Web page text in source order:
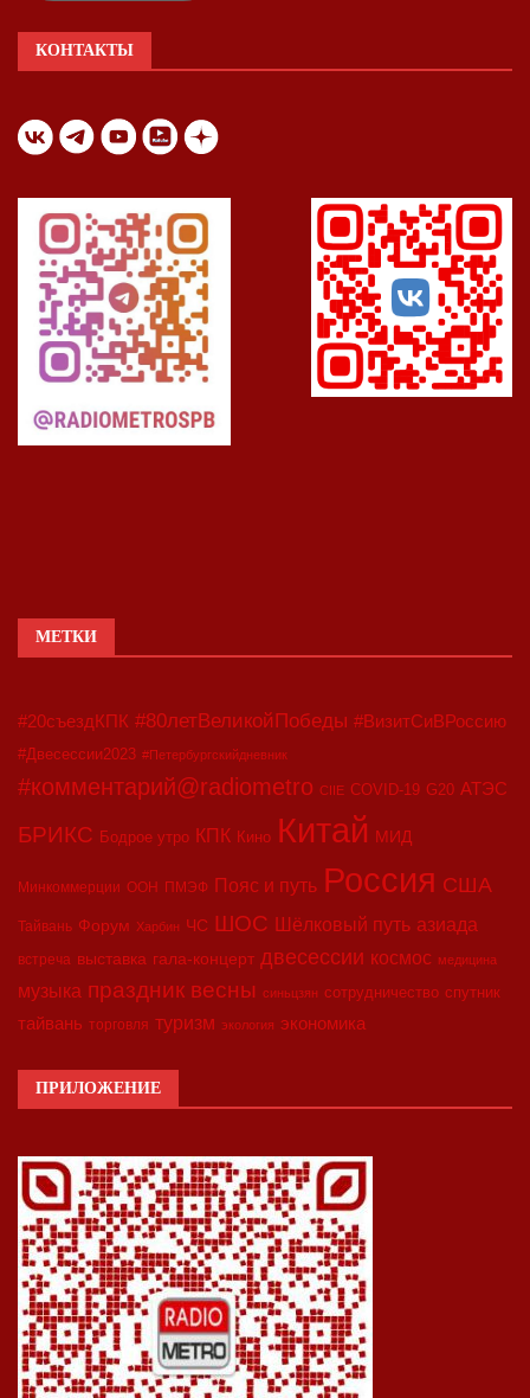
КОНТАКТЫ
МЕТКИ
#20съездКПК #80летВеликойПобеды #ВизитСиВРоссию
#Двесессии2023 #Петербургскийдневник
#комментарий@radiometro CIIE COVID-19 G20 АТЭС
БРИКС Бодрое утро КПК Кино Китай МИД
Минкоммерции ООН ПМЭФ Пояс и путь Россия США
Тайвань Форум Харбин ЧС ШОС Шёлковый путь азиада
встреча выставка гала-концерт двесессии космос медицина
музыка праздник весны синьцзян сотрудничество спутник
тайвань торговля туризм экология экономика
ПРИЛОЖЕНИЕ